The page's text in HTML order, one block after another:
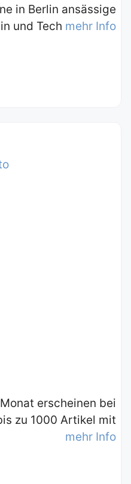
in Berlin ansässige
und Tech mehr Info
erscheinen bei
zu 1000 Artikel mit
mehr Info